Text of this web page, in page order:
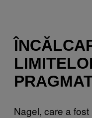
Nagel, care a